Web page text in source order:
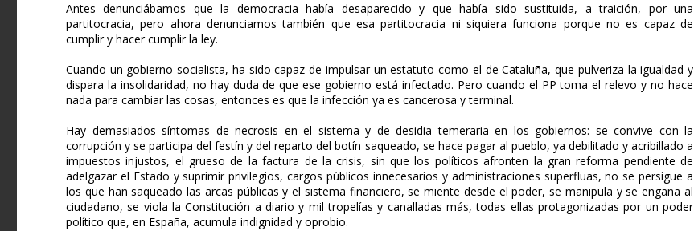
Antes denunciábamos que la democracia había desaparecido y que había sido sustituida, a traición, por una
partitocracia, pero ahora denunciamos también que esa partitocracia ni siquiera funciona porque no es capaz de
cumplir y hacer cumplir la ley.
Cuando un gobierno socialista, ha sido capaz de impulsar un estatuto como el de Cataluña, que pulveriza la igualdad y
dispara la insolidaridad, no hay duda de que ese gobierno está infectado. Pero cuando el PP toma el relevo y no hace
nada para cambiar las cosas, entonces es que la infección ya es cancerosa y terminal.
Hay demasiados síntomas de necrosis en el sistema y de desidia temeraria en los gobiernos: se convive con la
corrupción y se participa del festín y del reparto del botín saqueado, se hace pagar al pueblo, ya debilitado y acribillado a
impuestos injustos, el grueso de la factura de la crisis, sin que los políticos afronten la gran reforma pendiente de
adelgazar el Estado y suprimir privilegios, cargos públicos innecesarios y administraciones superfluas, no se persigue a
los que han saqueado las arcas públicas y el sistema financiero, se miente desde el poder, se manipula y se engaña al
ciudadano, se viola la Constitución a diario y mil tropelías y canalladas más, todas ellas protagonizadas por un poder
político que, en España, acumula indignidad y oprobio.